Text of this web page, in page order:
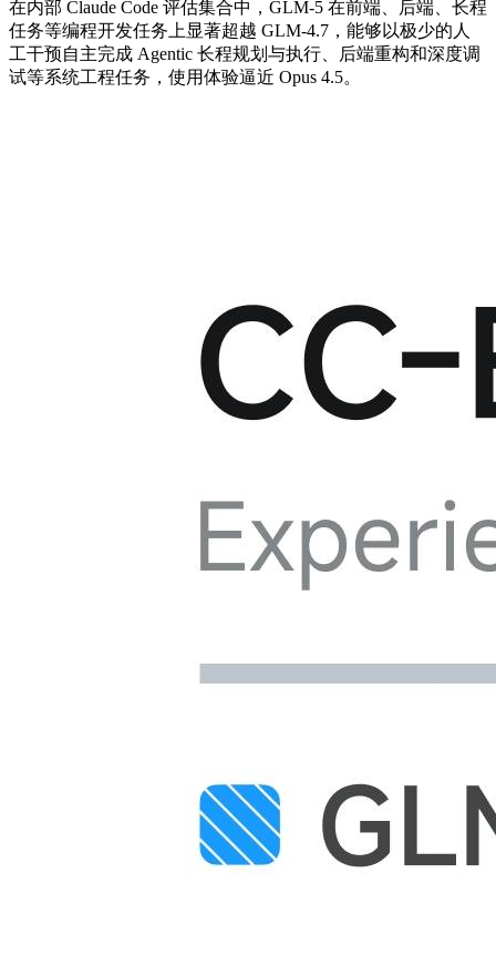
在内部 Claude Code 评估集合中，GLM-5 在前端、后端、长程
任务等编程开发任务上显著超越 GLM-4.7，能够以极少的人
工干预自主完成 Agentic 长程规划与执行、后端重构和深度调
试等系统工程任务，使用体验逼近 Opus 4.5。